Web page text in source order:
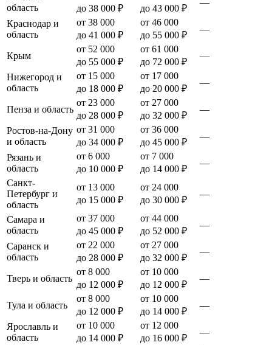
область
до 38 000 ₽
до 43 000 ₽
Краснодар и
область
от 38 000
до 41 000 ₽
от 46 000
до 55 000 ₽
—
Крым
от 52 000
до 55 000 ₽
от 61 000
до 72 000 ₽
—
Нижегород и
область
от 15 000
до 18 000 ₽
от 17 000
до 20 000 ₽
—
Пенза и область
от 23 000
до 28 000 ₽
от 27 000
до 32 000 ₽
—
Ростов-на-Дону
и область
от 31 000
до 34 000 ₽
от 36 000
до 45 000 ₽
—
Рязань и
область
от 6 000
до 10 000 ₽
от 7 000
до 14 000 ₽
—
Санкт-
Петербург и
область
от 13 000
до 15 000 ₽
от 24 000
до 30 000 ₽
—
Самара и
область
от 37 000
до 45 000 ₽
от 44 000
до 52 000 ₽
—
Саранск и
область
от 22 000
до 28 000 ₽
от 27 000
до 32 000 ₽
—
Тверь и область
от 8 000
до 12 000 ₽
от 10 000
до 12 000 ₽
—
Тула и область
от 8 000
до 12 000 ₽
от 10 000
до 14 000 ₽
—
Ярославль и
область
от 10 000
до 14 000 ₽
от 12 000
до 16 000 ₽
—